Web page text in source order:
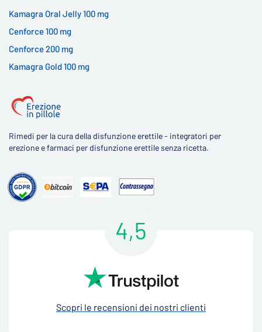
Kamagra Oral Jelly 100 mg
Cenforce 100 mg
Cenforce 200 mg
Kamagra Gold 100 mg
Rimedi per la cura della disfunzione erettile - integratori per
erezione e farmaci per disfunzione erettile senza ricetta.
4,5
Scopri le recensioni dei nostri clienti